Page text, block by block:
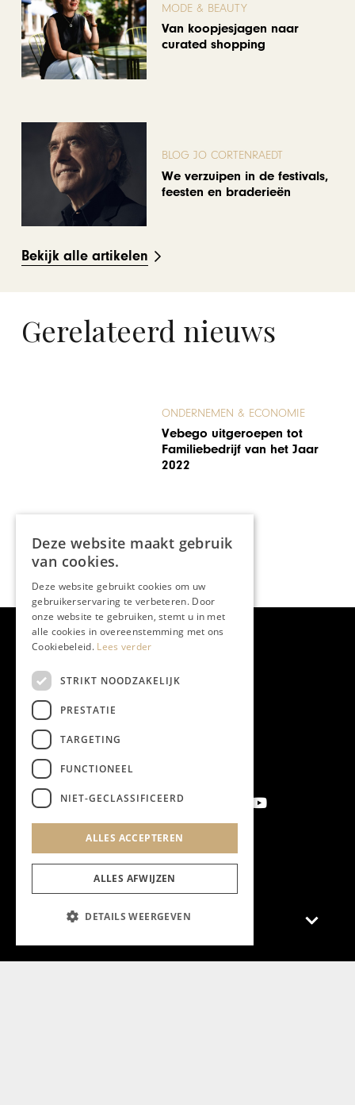
MODE & BEAUTY
Van koopjesjagen naar
curated shopping
BLOG JO CORTENRAEDT
We verzuipen in de festivals,
feesten en braderieën
Bekijk alle artikelen
Gerelateerd nieuws
ONDERNEMEN & ECONOMIE
Inspirerend Limburg: Op
bezoek bij Hostellerie
Munten
Aanmelden nieuwsbrief
Magazine
Deze website maakt gebruik
van cookies.
Deze website gebruikt cookies om uw
gebruikerservaring te verbeteren. Door
onze website te gebruiken, stemt u in met
alle cookies in overeenstemming met ons
Cookiebeleid. Lees verder
STRIKT NOODZAKELIJK
PRESTATIE
TARGETING
FUNCTIONEEL
NIET-GECLASSIFICEERD
ALLES ACCEPTEREN
ALLES AFWIJZEN
DETAILS WEERGEVEN